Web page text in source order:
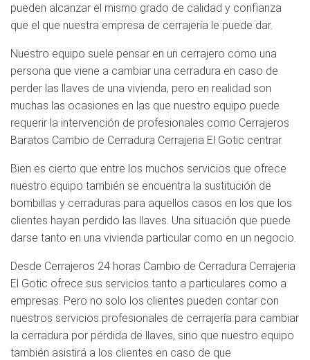
pueden alcanzar el mismo grado de calidad y confianza
que el que nuestra empresa de cerrajería le puede dar.
Nuestro equipo suele pensar en un cerrajero como una
persona que viene a cambiar una cerradura en caso de
perder las llaves de una vivienda, pero en realidad son
muchas las ocasiones en las que nuestro equipo puede
requerir la intervención de profesionales como Cerrajeros
Baratos Cambio de Cerradura Cerrajeria El Gotic centrar.
Bien es cierto que entre los muchos servicios que ofrece
nuestro equipo también se encuentra la sustitución de
bombillas y cerraduras para aquellos casos en los que los
clientes hayan perdido las llaves. Una situación que puede
darse tanto en una vivienda particular como en un negocio.
Desde Cerrajeros 24 horas Cambio de Cerradura Cerrajeria
El Gotic ofrece sus servicios tanto a particulares como a
empresas. Pero no solo los clientes pueden contar con
nuestros servicios profesionales de cerrajería para cambiar
la cerradura por pérdida de llaves, sino que nuestro equipo
también asistirá a los clientes en caso de que